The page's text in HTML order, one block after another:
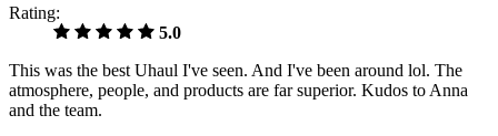
Rating:
5.0
This was the best Uhaul I've seen. And I've been around lol. The
atmosphere, people, and products are far superior. Kudos to Anna
and the team.